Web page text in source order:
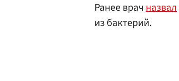
Ранее врачназвал
из бактерий.